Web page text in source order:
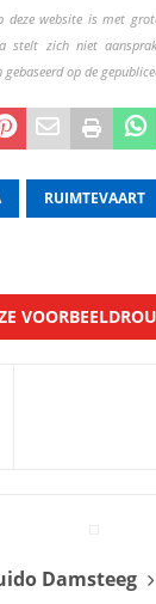
deze website is met
stelt zich niet
op de
RUIMTEVAART
Damsteeg